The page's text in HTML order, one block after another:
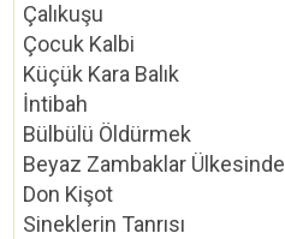
Çalıkuşu
Çocuk Kalbi
Küçük Kara Balık
İntibah
Bülbülü Öldürmek
Beyaz Zambaklar Ülkesinde
Don Kişot
Sineklerin Tanrısı